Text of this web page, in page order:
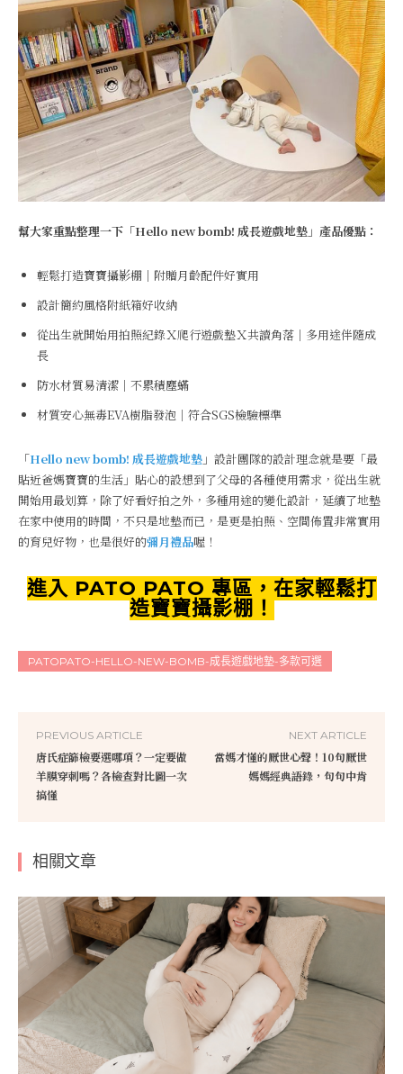
幫大家重點整理一下「Hello new bomb! 成長遊戲地墊」產品優點：
輕鬆打造寶寶攝影棚｜附贈月齡配件好實用
設計簡約風格附紙箱好收納
從出生就開始用拍照紀錄Ｘ爬行遊戲墊Ｘ共讀角落｜多用途伴隨成
長
防水材質易清潔｜不累積塵蟎
材質安心無毒EVA樹脂發泡｜符合SGS檢驗標準
「Hello new bomb! 成長遊戲地墊 」設計團隊的設計理念就是要「最
貼近爸媽寶寶的生活」貼心的設想到了父母的各種使用需求，從出生就
開始用最划算，除了好看好拍之外，多種用途的變化設計，延續了地墊
在家中使用的時間，不只是地墊而已，是更是拍照、空間佈置非常實用
的育兒好物，也是很好的彌月禮品喔！
進入 PATO PATO 專區，在家輕鬆打
造寶寶攝影棚！
PATOPATO-HELLO-NEW-BOMB-成長遊戲地墊-多款可選
PREVIOUS ARTICLE
唐氏症篩檢要選哪項？一定要做
羊膜穿刺嗎？各檢查對比圖一次
搞懂
NEXT ARTICLE
當媽才懂的厭世心聲！10句厭世
媽媽經典語錄，句句中肯
相關文章